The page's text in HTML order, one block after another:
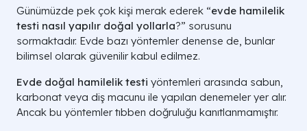
Günümüzde pek çok kişi merak ederek “evde hamilelik
testi nasıl yapılır doğal yollarla?” sorusunu
sormaktadır. Evde bazı yöntemler denense de, bunlar
bilimsel olarak güvenilir kabul edilmez.
Evde doğal hamilelik testi yöntemleri arasında sabun,
karbonat veya diş macunu ile yapılan denemeler yer alır.
Ancak bu yöntemler tıbben doğruluğu kanıtlanmamıştır.